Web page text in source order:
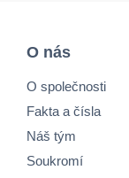
O nás
O společnosti
Fakta a čísla
Náš tým
Soukromí